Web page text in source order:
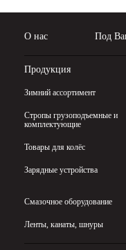
О нас Под
Продукция
Зимний ассортимент
Стропы грузоподъемные и
комплектующие
Товары для колёс
Зарядные устройства
Смазочное оборудование
Ленты, канаты, шнуры